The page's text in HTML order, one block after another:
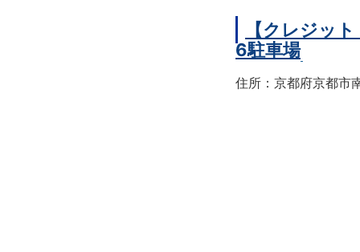
【クレジッ
6駐車場
住所：京都府京都市